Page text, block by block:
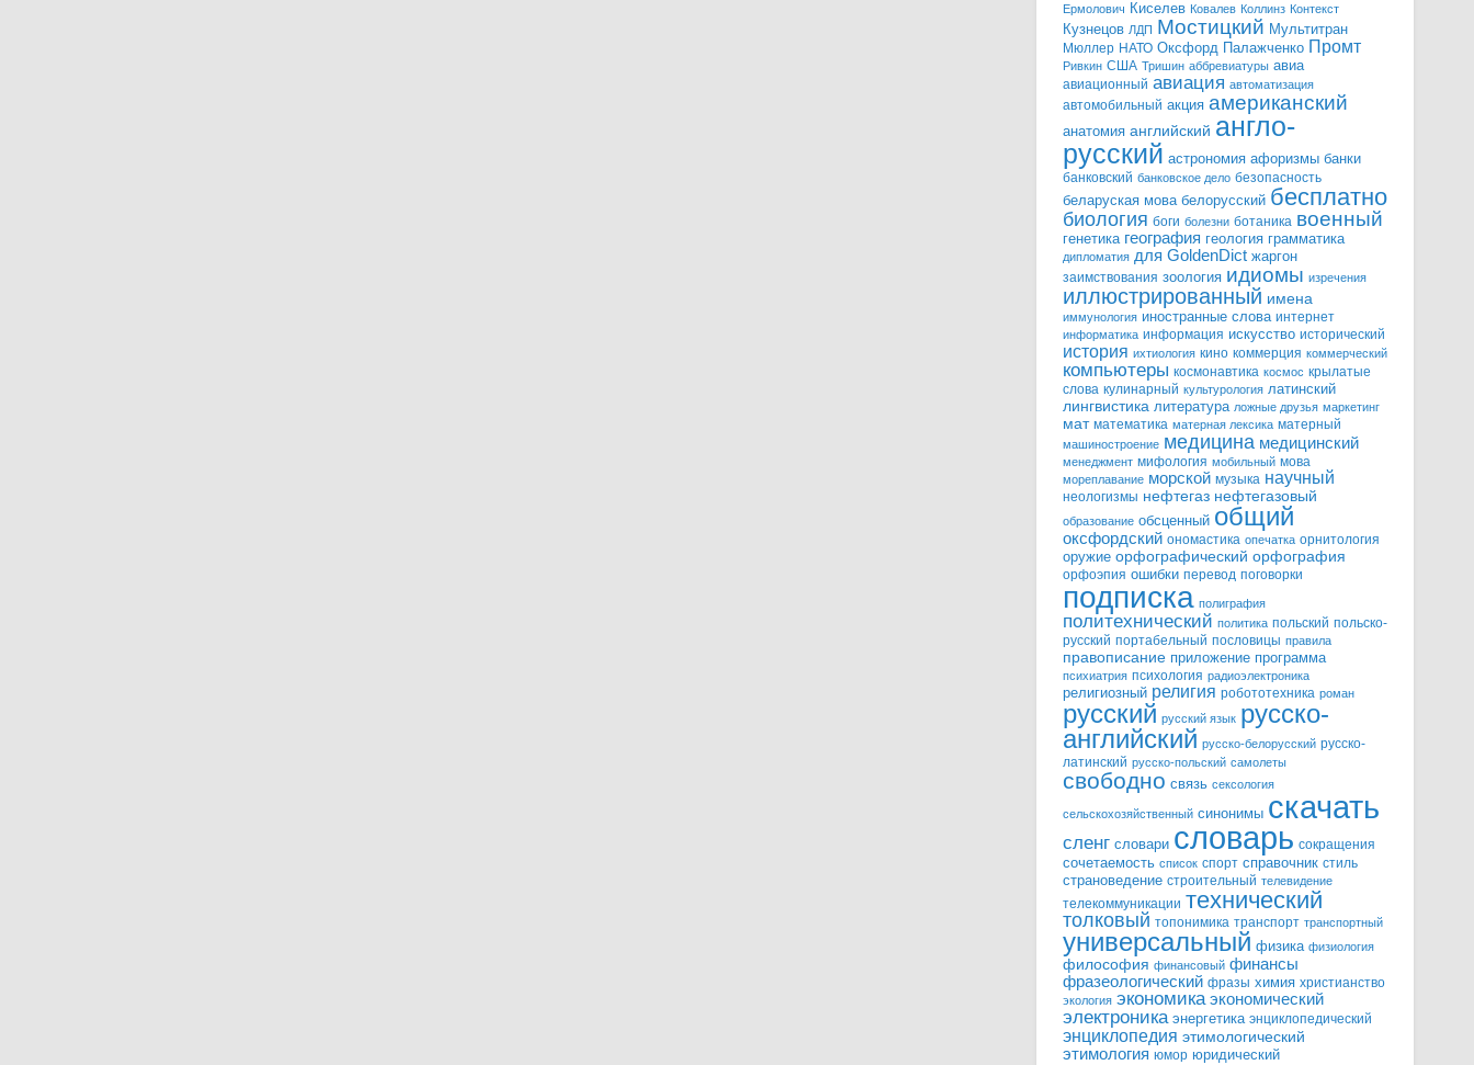
Ермолович Киселев Ковалев Коллинз Контекст
Кузнецов ЛДП Мостицкий Мультитран
Мюллер НАТО Оксфорд Палажченко Промт
Ривкин США Тришин аббревиатуры авиа
авиационный авиация автоматизация
автомобильный акция американский
анатомия английский англо-
русский астрономия афоризмы банки
банковский банковское дело безопасность
беларуская мова белорусский бесплатно
биология боги болезни ботаника военный
генетика география геология грамматика
дипломатия для GoldenDict жаргон
заимствования зоология идиомы изречения
иллюстрированный имена
иммунология иностранные слова интернет
информатика информация искусство исторический
история ихтиология кино коммерция коммерческий
компьютеры космонавтика космос крылатые
слова кулинарный культурология латинский
лингвистика литература ложные друзья маркетинг
мат математика матерная лексика матерный
машиностроение медицина медицинский
менеджмент мифология мобильный мова
мореплавание морской музыка научный
неологизмы нефтегаз нефтегазовый
образование обсценный общий
оксфордский ономастика опечатка орнитология
оружие орфографический орфография
орфоэпия ошибки перевод поговорки
подписка полиграфия
политехнический политика польский польско-
русский портабельный пословицы правила
правописание приложение программа
психиатрия психология радиоэлектроника
религиозный религия робототехника роман
русский русский язык русско-
английский русско-белорусский русско-
латинский русско-польский самолеты
свободно связь сексология
сельскохозяйственный синонимы скачать
сленг словари словарь сокращения
сочетаемость список спорт справочник стиль
страноведение строительный телевидение
телекоммуникации технический
толковый топонимика транспорт транспортный
универсальный физика физиология
философия финансовый финансы
фразеологический фразы химия христианство
экология экономика экономический
электроника энергетика энциклопедический
энциклопедия этимологический
этимология юмор юридический